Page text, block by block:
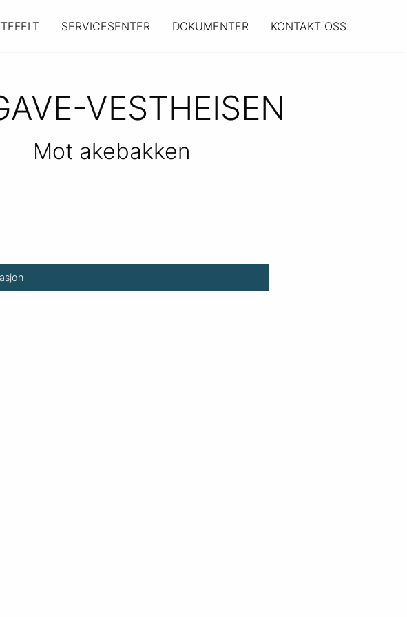
SERVICESENTER DOKUMENTER KONTAKT OSS
VESTHEISEN
Mot akebakken